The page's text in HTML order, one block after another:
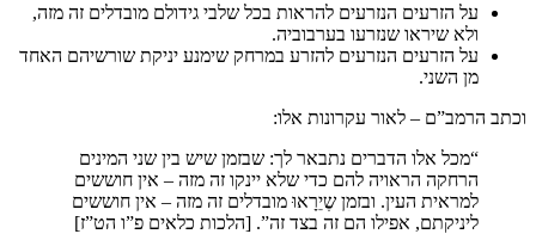
על הזרעים הנזרעים להראות בכל שלבי גידולם מובדלים זה מזה,
ולא שיראו שנזרעו בערבוביה.
על הזרעים הנזרעים להזרע במרחק שימנע יניקת שורשיהם האחד
מן השני.
וכתב הרמב”ם – לאור עקרונות אלו:
“מכל אלו הדברים נתבאר לך: שבזמן שיש בין שני המינים
הרחקה הראויה להם כדי שלא יינקו זה מזה – אין חוששים
למראית העין. ובזמן שֶיֵרָאוּ מובדלים זה מזה – אין חוששים
ליניקתם, אפילו הם זה בצד זה”. [הלכות כלאים פ”ו הט”ז]